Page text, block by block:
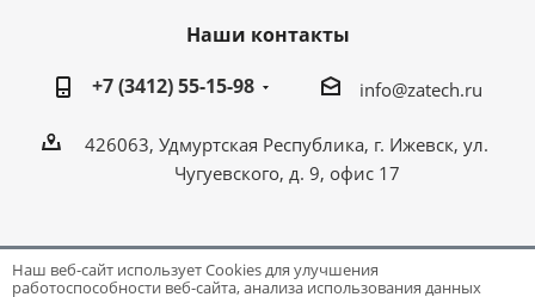
Наши контакты
+7 (3412) 55-15-98
info@zatech.ru
426063, Удмуртская Республика, г. Ижевск, ул.
Чугуевского, д. 9, офис 17
Наш веб-сайт использует Cookies для улучшения
работоспособности веб-сайта, анализа использования данных